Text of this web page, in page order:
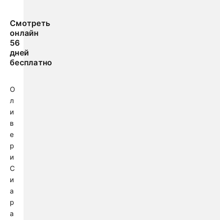
Смотреть
онлайн
56
дней
бесплатно
О
л
и
в
е
р
и
С
и
а
р
а